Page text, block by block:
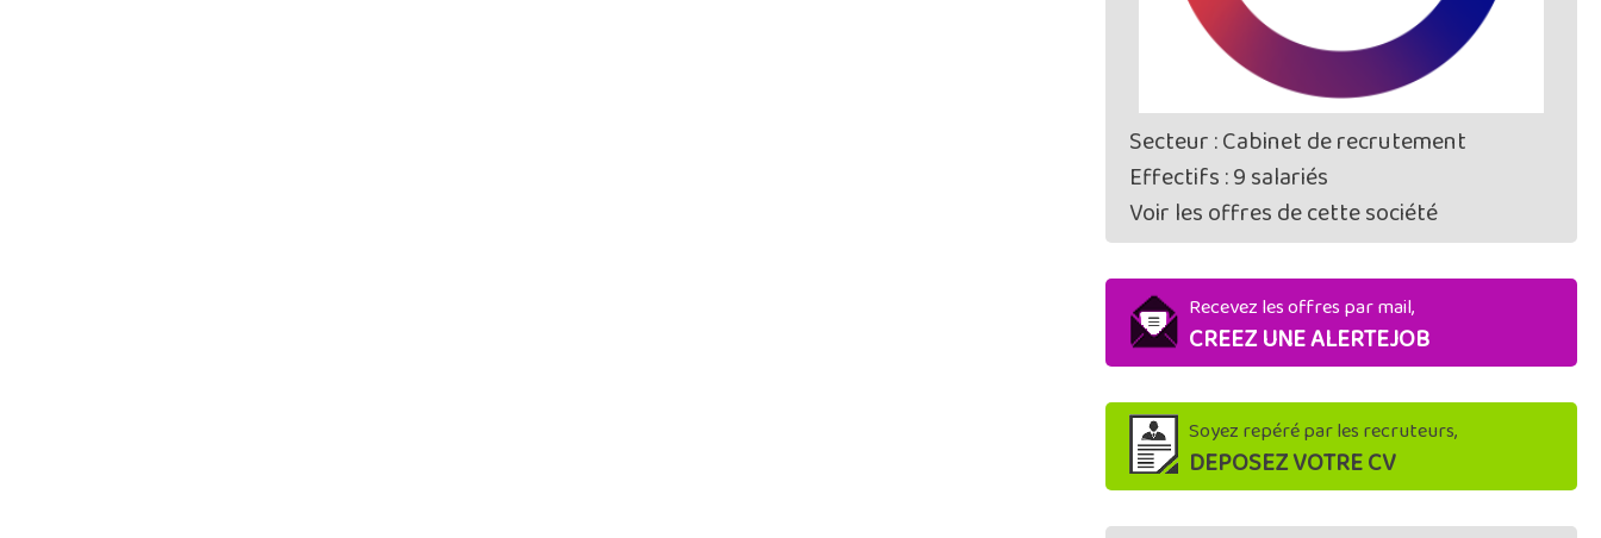
Secteur : Cabinet de recrutement
Effectifs : 9 salariés
Voir les offres de cette société
Recevez les offres par mail,
CREEZ UNE ALERTEJOB
Soyez repéré par les recruteurs,
DEPOSEZ VOTRE CV